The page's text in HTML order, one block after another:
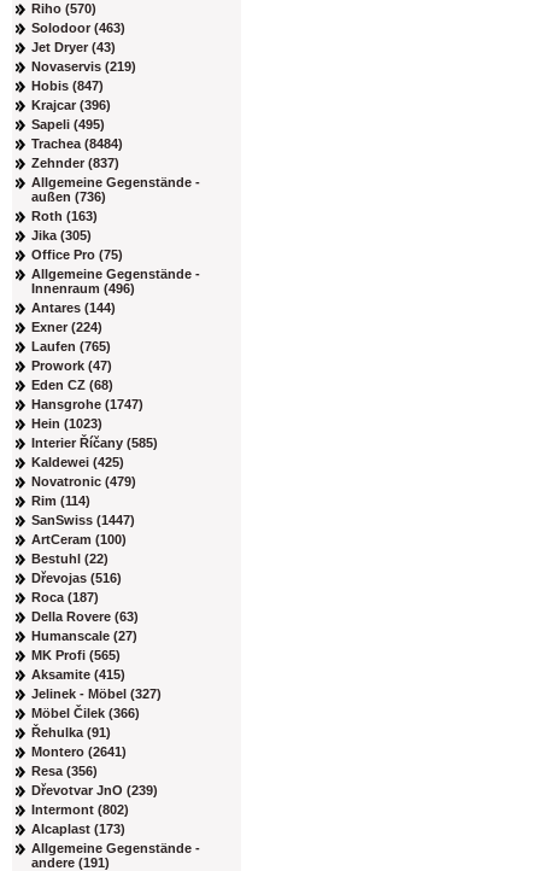
Riho (570)
Solodoor (463)
Jet Dryer (43)
Novaservis (219)
Hobis (847)
Krajcar (396)
Sapeli (495)
Trachea (8484)
Zehnder (837)
Allgemeine Gegenstände -
außen (736)
Roth (163)
Jika (305)
Office Pro (75)
Allgemeine Gegenstände -
Innenraum (496)
Antares (144)
Exner (224)
Laufen (765)
Prowork (47)
Eden CZ (68)
Hansgrohe (1747)
Hein (1023)
Interier Říčany (585)
Kaldewei (425)
Novatronic (479)
Rim (114)
SanSwiss (1447)
ArtCeram (100)
Bestuhl (22)
Dřevojas (516)
Roca (187)
Della Rovere (63)
Humanscale (27)
MK Profi (565)
Aksamite (415)
Jelinek - Möbel (327)
Möbel Čilek (366)
Řehulka (91)
Montero (2641)
Resa (356)
Dřevotvar JnO (239)
Intermont (802)
Alcaplast (173)
Allgemeine Gegenstände -
andere (191)